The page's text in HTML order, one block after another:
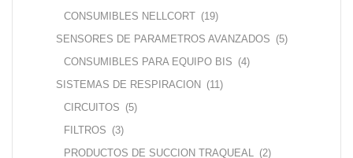
CONSUMIBLES NELLCORT (19)
SENSORES DE PARAMETROS AVANZADOS (5)
CONSUMIBLES PARA EQUIPO BIS (4)
SISTEMAS DE RESPIRACION (11)
CIRCUITOS (5)
FILTROS (3)
PRODUCTOS DE SUCCION TRAQUEAL
(2)